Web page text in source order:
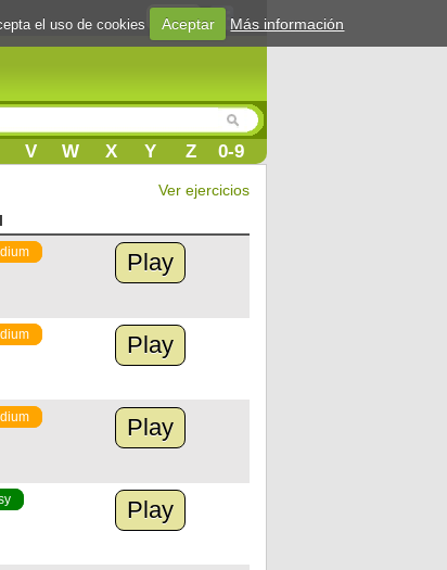
Login
V W X Y Z 0-9
Ver ejercicios
Play
Play
Play
Play
el uso de cookies Aceptar Más información